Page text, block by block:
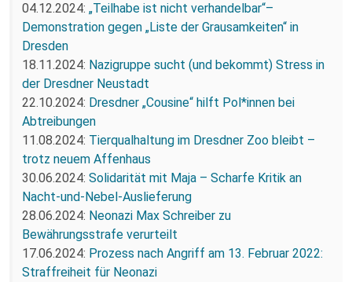
04.12.2024: „Teilhabe ist nicht verhandelbar“–
Demonstration gegen „Liste der Grausamkeiten“ in
Dresden
18.11.2024: Nazigruppe sucht (und bekommt) Stress in
der Dresdner Neustadt
22.10.2024: Dresdner „Cousine“ hilft Pol*innen bei
Abtreibungen
11.08.2024: Tierqualhaltung im Dresdner Zoo bleibt –
trotz neuem Affenhaus
30.06.2024: Solidarität mit Maja – Scharfe Kritik an
Nacht-und-Nebel-Auslieferung
28.06.2024: Neonazi Max Schreiber zu
Bewährungsstrafe verurteilt
17.06.2024: Prozess nach Angriff am 13. Februar 2022:
Straffreiheit für Neonazi